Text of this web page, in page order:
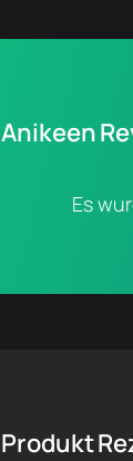
Anikeen
Es
Produkt